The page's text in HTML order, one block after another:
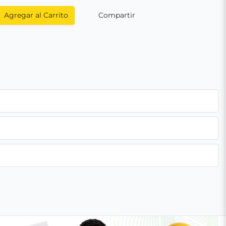
Agregar al Carrito Compartir